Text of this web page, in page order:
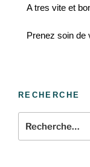
A tres vite et
Prenez soin de
RECHERCHE